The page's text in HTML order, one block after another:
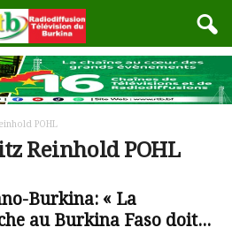
POHL
Reinhold POHL
Burkina: « La
au Burkina Faso doit...